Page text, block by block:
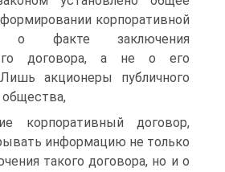
корпоративной
о факте заключения
договора, а не о его
акционеры публичного
общества,
корпоративный договор,
информацию не только
такого договора, но и о